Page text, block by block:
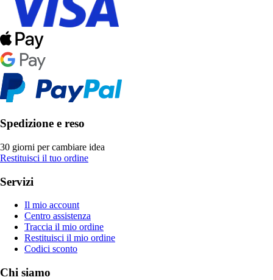
Spedizione e reso
30 giorni per cambiare idea
Restituisci il tuo ordine
Servizi
Il mio account
Centro assistenza
Traccia il mio ordine
Restituisci il mio ordine
Codici sconto
Chi siamo